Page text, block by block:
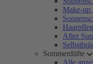
Make-up
After Sun
Sommerdüfte
Alle